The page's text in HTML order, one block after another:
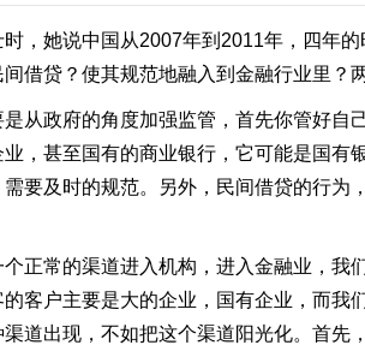
，她说中国从2007年到2011年，四年
借贷？使其规范地融入到金融行业里？
从政府的角度加强监管，首先你管好自
，甚至国有的商业银行，它可能是国有
要及时的规范。另外，民间借贷的行
正常的渠道进入机构，进入金融业，我
客户主要是大的企业，国有企业，而我
道出现，不如把这个渠道阳光化。首